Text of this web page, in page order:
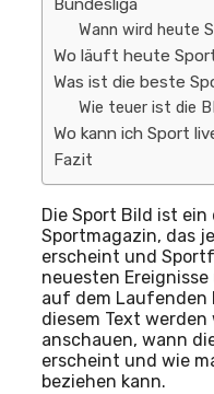
Bundesliga
Wann wird heute
Wo läuft heute
Was ist die beste
Wie teuer ist die
Wo kann ich Sport
Fazit
Die Sport Bild ist
Sportmagazin, das
erscheint und
neuesten
auf dem Laufenden
diesem Text werden
anschauen, wann
erscheint und wie
beziehen kann.